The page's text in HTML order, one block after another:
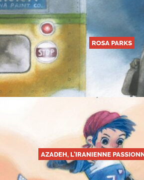
ROSA PARKS
AZADEH, L’IRANIENNE